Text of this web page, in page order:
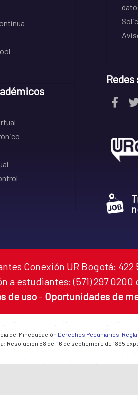
Conexión UR Bogotá: 422
a estudiantes: (571) 297 0200
de uso - Oportunidades de
del Mineducación Derechos Pecuniarios,
Resolución 58 del 16 de septiembre de 1895